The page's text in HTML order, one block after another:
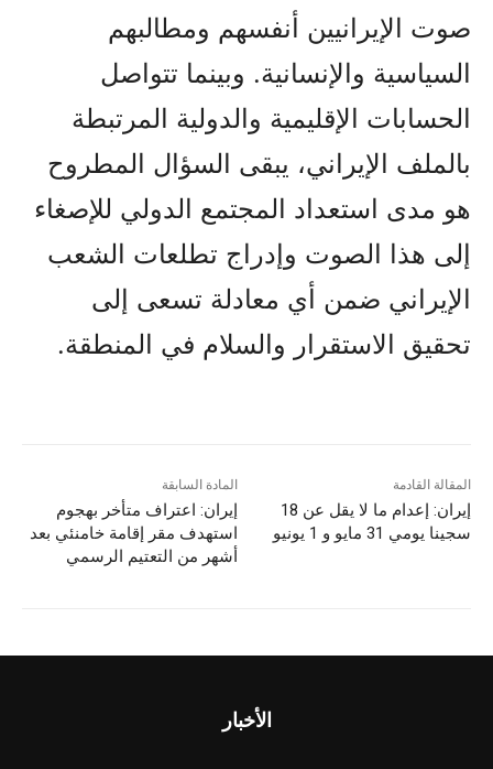
صوت الإيرانيين أنفسهم ومطالبهم
السياسية والإنسانية. وبينما تتواصل
الحسابات الإقليمية والدولية المرتبطة
بالملف الإيراني، يبقى السؤال المطروح
هو مدى استعداد المجتمع الدولي للإصغاء
إلى هذا الصوت وإدراج تطلعات الشعب
الإيراني ضمن أي معادلة تسعى إلى
تحقيق الاستقرار والسلام في المنطقة.
المادة السابقة
إيران: اعتراف متأخر بهجوم
استهدف مقر إقامة خامنئي بعد
أشهر من التعتيم الرسمي
المقالة القادمة
إيران: إعدام ما لا يقل عن 18
سجينا يومي 31 مايو و 1 يونيو
الأخبار